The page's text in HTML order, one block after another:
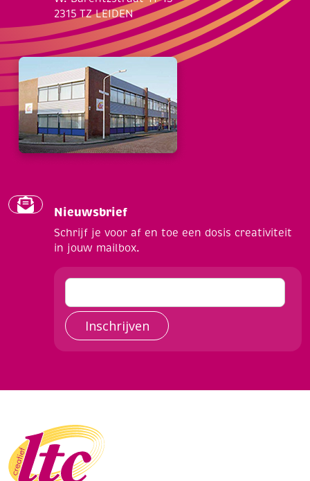
2315 TZ LEIDEN
Nieuwsbrief
Schrijf je voor af en toe een dosis creativiteit
in jouw mailbox.
Inschrijven